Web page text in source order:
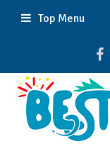
Top Menu